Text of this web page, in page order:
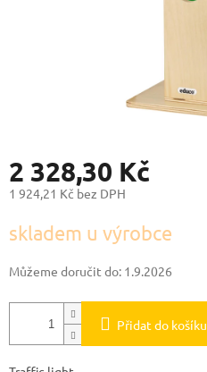
2 328,30 Kč
1 924,21 Kč bez DPH
cena:
skladem u výrobce
Můžeme doručit do: 1.9.2026
Přidat do košíku